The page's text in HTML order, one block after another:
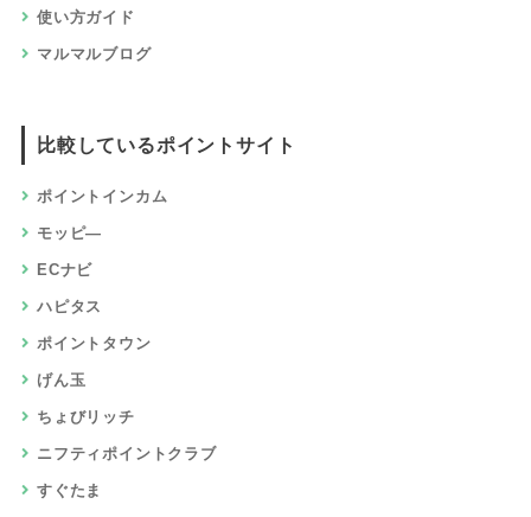
使い方ガイド
マルマルブログ
比較しているポイントサイト
ポイントインカム
モッピ―
ECナビ
ハピタス
ポイントタウン
げん玉
ちょびリッチ
ニフティポイントクラブ
すぐたま